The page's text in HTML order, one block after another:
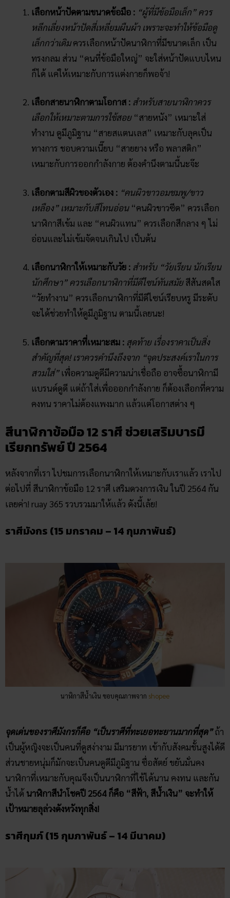
เลือกหน้าปัดตามขนาดข้อมือ : “ผู้ที่มีข้อมือเล็ก” ควร
หลีกเลี่ยงหน้าปัดสี่เหลี่ยมผืนผ้า เพราะจะทำให้ข้อมือดู
เล็กกว่าเดิมควรเลือกหน้าปัดนาฬิกาที่มีขนาดเล็ก เป็น
ทรงกลม ส่วน “คนที่ข้อมือใหญ่” จะใส่หน้าปัดแบบไหน
ก็ได้ แค่ให้เหมาะกับการแต่งกายก็พอจ้า!
เลือกสายนาฬิกาตามโอกาส : สำหรับสายนาฬิกาควร
เลือกให้เหมาะตามการใช้สอย “สายหนัง” เหมาะใส่
ทำงาน ดูมีภูมิฐาน “สายสแตนเลส” เหมาะกับลุคเป็น
ทางการ ชอบความเนี๊ยบ “สายยาง หรือ พลาสติก”
เหมาะกับการออกกำลังกาย ต้องคำนึงตามนี้นะจ๊ะ
เลือกตามสีผิวของตัวเอง : “คนผิวขาวอมชมพู/ขาว
เหลือง” เหมาะกับสีโทนอ่อน “คนผิวขาวซีด” ควรเลือก
นาฬิกาสีเข้ม และ “คนผิวแทน” ควรเลือกสีกลาง ๆ ไม่
อ่อนและไม่เข้มจัดจนเกินไป เป็นต้น
เลือกนาฬิกาให้เหมาะกับวัย : สำหรับ “วัยเรียน นักเรียน
นักศึกษา” ควรเลือกนาฬิกาที่มีดีไซน์ทันสมัยสีสันสดใส
“วัยทำงาน” ควรเลือกนาฬิกาที่มีดีไซน์เรียบหรู มีระดับ
จะได้ช่วยทำให้ดูมีภูมิฐาน ตามนี้เลยนะ!
เลือกตามราคาที่เหมาะสม : สุดท้าย เรื่องราคาเป็นสิ่ง
สำคัญที่สุด! เราควรคำนึงถึงจาก “จุดประสงค์เราในการ
สวมใส่” เพื่อความดูดีมีความน่าเชื่อถือ อาจซื้อนาฬิกามี
แบรนด์ดูดี แต่ถ้าใส่เพื่อออกกำลังกาย ก็ต้องเลือกที่ความ
คงทน ราคาไม่ต้องแพงมาก แล้วแต่โอกาสต่าง ๆ
สีนาฬิกา​ข้อมือ​ 12​ ราศี ช่วยเสริมบารมี
เรียกทรัพย์ ปี 2564
หลังจากที่เรา ไปชมการเลือกนาฬิกาให้เหมาะกับเราแล้ว เราไป
ต่อไปที่ สีนาฬิกา​ข้อมือ​ 12​ ราศี เสริมดวงการเงิน ในปี 2564 กัน
เลยค่า! ruay 365 รวบรวมมาให้แล้ว ดังนี้เล้ย!
ราศีมังกร (15 มกราคม – 14 กุมภาพันธ์)
นาฬิกาสีน้ำเงิน ขอบคุณภาพจาก shopee
จุดเด่นของราศีมังกรก็คือ “เป็นราศีที่ทะเยอทะยานมากที่สุด”ถ้า
เป็นผู้หญิงจะเป็นคนที่ดูสง่างาม มีมารยาท เข้ากับสังคมชั้นสูงได้ดี
ส่วนชายหนุ่มก็มักจะเป็นคนดูดีมีภูมิฐาน ซื่อสัตย์ ขยันมั่นคง
นาฬิกาที่เหมาะกับคุณจึงเป็นนาฬิกาที่ใช้ได้นาน คงทน และกัน
น้ำได้ นาฬิกาสีนำโชคปี 2564 ก็คือ “สีฟ้า, สีน้ำเงิน” จะทำให้
เป้าหมายลุล่วงดังหวังทุกสิ่ง!
ราศีกุมภ์ (15 กุมภาพันธ์ – 14 มีนาคม)